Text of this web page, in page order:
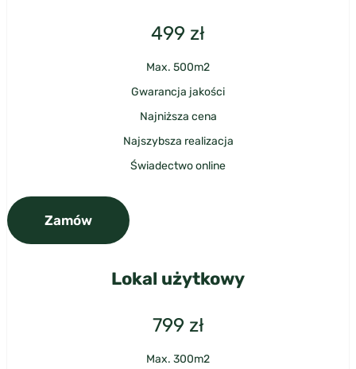
499 zł
Max. 500m2
Gwarancja jakości
Najniższa cena
Najszybsza realizacja
Świadectwo online
Zamów
Lokal użytkowy
799 zł
Max. 300m2